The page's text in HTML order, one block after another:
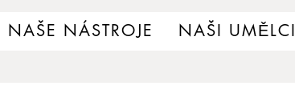
NAŠE NÁSTROJE NAŠI UMĚLCI